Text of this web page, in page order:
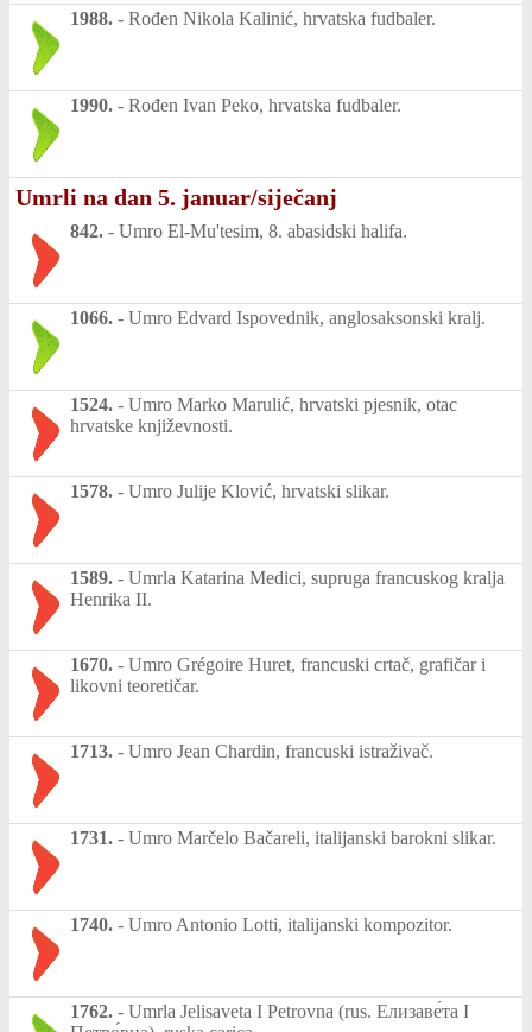
1988. - Rođen Nikola Kalinić, hrvatska fudbaler.
1990. - Rođen Ivan Peko, hrvatska fudbaler.
Umrli na dan 5. januar/siječanj
842. - Umro El-Mu'tesim, 8. abasidski halifa.
1066. - Umro Edvard Ispovednik, anglosaksonski kralj.
1524. - Umro Marko Marulić, hrvatski pjesnik, otac
hrvatske književnosti.
1578. - Umro Julije Klović, hrvatski slikar.
1589. - Umrla Katarina Medici, supruga francuskog kralja
Henrika II.
1670. - Umro Grégoire Huret, francuski crtač, grafičar i
likovni teoretičar.
1713. - Umro Jean Chardin, francuski istraživač.
1731. - Umro Marčelo Bačareli, italijanski barokni slikar.
1740. - Umro Antonio Lotti, italijanski kompozitor.
1762. - Umrla Jelisaveta I Petrovna (rus. Елизаве́та I